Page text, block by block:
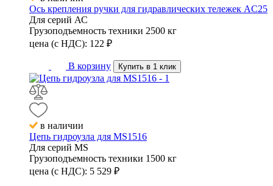
Ось крепления ручки для гидравлических тележек AC25
Для серий АС
Грузоподъемность техники 2500 кг
цена (с НДС): 122 ₽
В корзину Купить в 1 клик
в наличии
Цепь гидроузла для MS1516
Для серий MS
Грузоподъемность техники 1500 кг
цена (с НДС): 5 529 ₽